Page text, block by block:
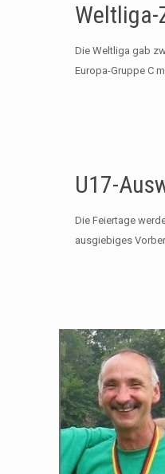
Die Weltliga gab
Europa-Gruppe C
U17-
Die Feiertage
ausgiebiges